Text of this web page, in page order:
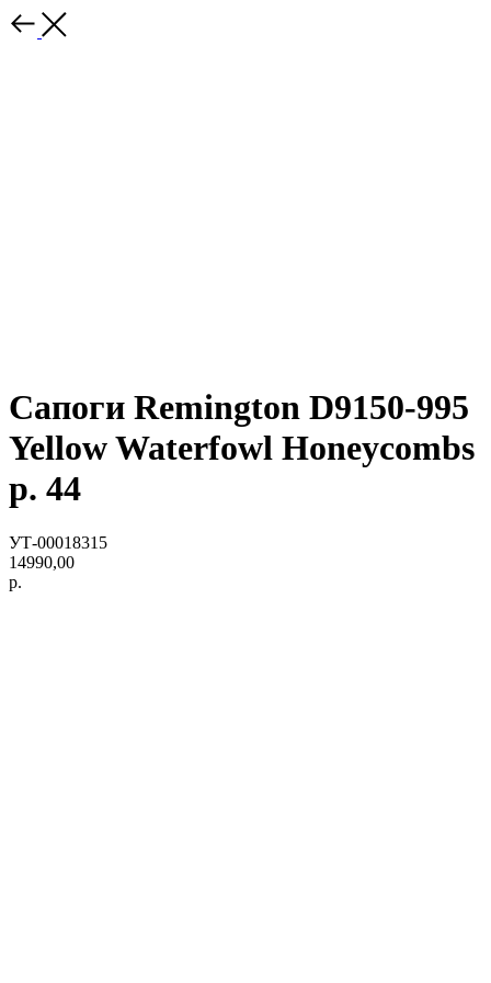
Сапоги Remington D9150-995
Yellow Waterfowl Honeycombs
р. 44
УТ-00018315
14990,00
р.